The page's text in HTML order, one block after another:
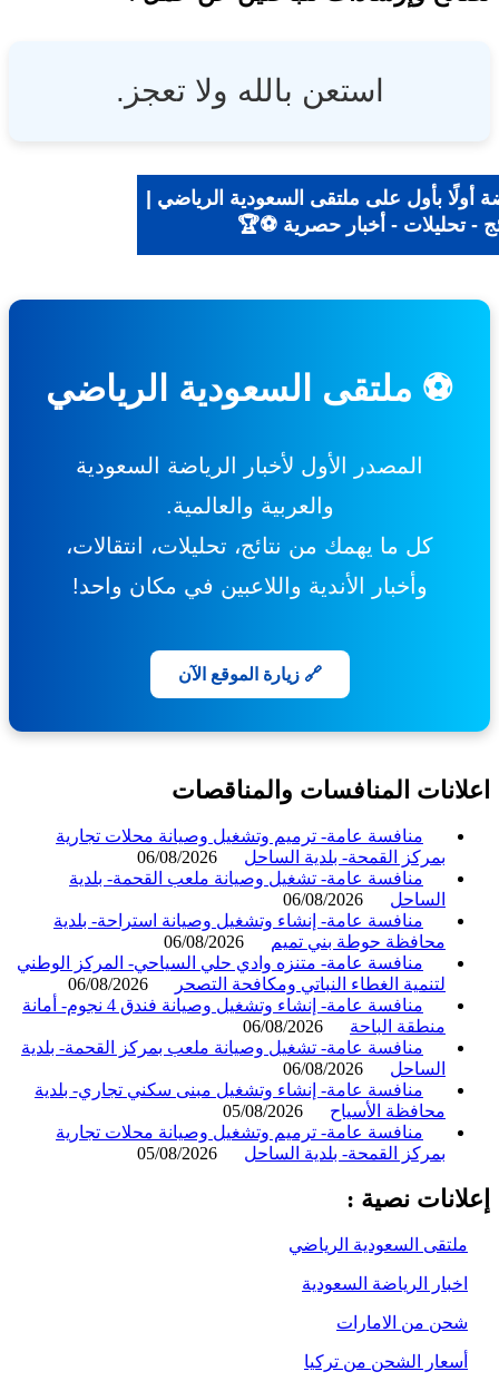
استعن بالله ولا تعجز.
أولًا بأول على ملتقى السعودية الرياضي |
- تحليلات - أخبار حصرية ⚽🏆
⚽ ملتقى السعودية الرياضي
المصدر الأول لأخبار الرياضة السعودية
والعربية والعالمية.
كل ما يهمك من نتائج، تحليلات، انتقالات،
وأخبار الأندية واللاعبين في مكان واحد!
🔗 زيارة الموقع الآن
المنافسات والمناقصات
منافسة عامة- ترميم وتشغيل وصيانة محلات تجارية
بمركز القمحة- بلدية الساحل
06/08/2026
منافسة عامة- تشغيل وصيانة ملعب القحمة- بلدية
الساحل
06/08/2026
منافسة عامة- إنشاء وتشغيل وصيانة استراحة- بلدية
محافظة حوطة بني تميم
06/08/2026
منافسة عامة- متنزه وادي حلي السياحي- المركز الوطني
لتنمية الغطاء النباتي ومكافحة التصحر
06/08/2026
منافسة عامة- إنشاء وتشغيل وصيانة فندق 4 نجوم- أمانة
منطقة الباحة
06/08/2026
منافسة عامة- تشغيل وصيانة ملعب بمركز القحمة- بلدية
الساحل
06/08/2026
منافسة عامة- إنشاء وتشغيل مبنى سكني تجاري- بلدية
محافظة الأسياح
05/08/2026
منافسة عامة- ترميم وتشغيل وصيانة محلات تجارية
بمركز القمحة- بلدية الساحل
05/08/2026
نصية :
السعودية الرياضي
الرياضة السعودية
من الامارات
الشحن من تركيا